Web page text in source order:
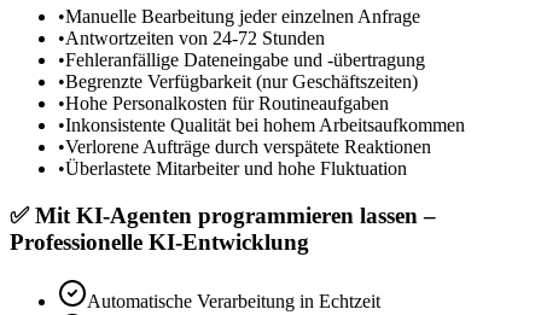
•Manuelle Bearbeitung jeder einzelnen Anfrage
•Antwortzeiten von 24-72 Stunden
•Fehleranfällige Dateneingabe und -übertragung
•Begrenzte Verfügbarkeit (nur Geschäftszeiten)
•Hohe Personalkosten für Routineaufgaben
•Inkonsistente Qualität bei hohem Arbeitsaufkommen
•Verlorene Aufträge durch verspätete Reaktionen
•Überlastete Mitarbeiter und hohe Fluktuation
✅Mit KI-Agenten programmieren lassen –
Professionelle KI-Entwicklung
Automatische Verarbeitung in Echtzeit